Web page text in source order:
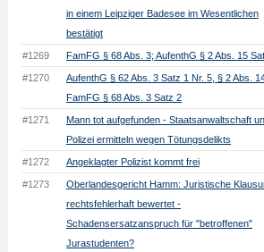
in einem Leipziger Badesee im Wesentlichen
bestätigt
#1269 FamFG § 68 Abs. 3; AufenthG § 2 Abs. 15
#1270
AufenthG § 62 Abs. 3 Satz 1 Nr. 5, § 2 Abs.
FamFG § 68 Abs. 3 Satz 2
#1271
Mann tot aufgefunden - Staatsanwaltschaft
Polizei ermitteln wegen Tötungsdelikts
#1272 Angeklagter Polizist kommt frei
#1273
Oberlandesgericht Hamm: Juristische
rechtsfehlerhaft bewertet -
Schadensersatzanspruch für "betroffenen"
Jurastudenten?